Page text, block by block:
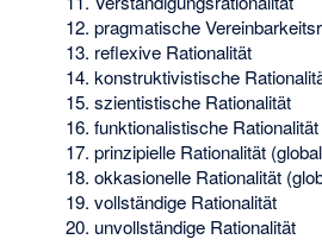
pragmatische
reflexive Rationalität
konstruktivistische
szientistische Rationalität
funktionalistische Rationalität
prinzipielle Rationalität
okkasionelle Rationalität
vollständige Rationalität
unvollständige Rationalität